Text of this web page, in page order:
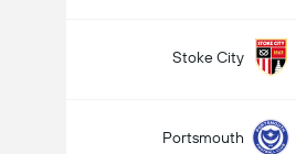
Stoke City
Portsmouth